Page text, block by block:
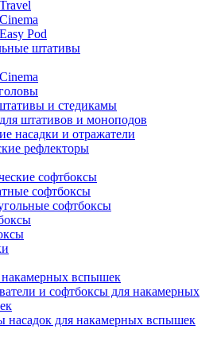
Pod
штативы
и стедикамы
штативов и моноподов
насадки и отражатели
рефлекторы
софтбоксы
софтбоксы
софтбоксы
накамерных вспышек
и софтбоксы для накамерных
насадок для накамерных вспышек